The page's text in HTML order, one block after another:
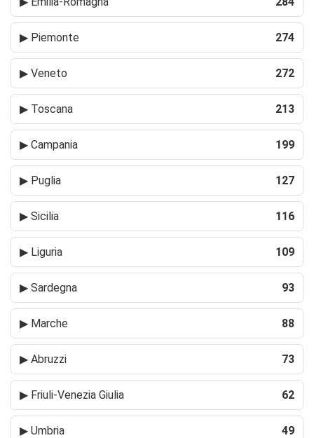
▶ Piemonte 274
▶ Veneto 272
▶ Toscana 213
▶ Campania 199
▶ Puglia 127
▶ Sicilia 116
▶ Liguria 109
▶ Sardegna 93
▶ Marche 88
▶ Abruzzi 73
▶ Friuli-Venezia Giulia 62
▶ Umbria 49